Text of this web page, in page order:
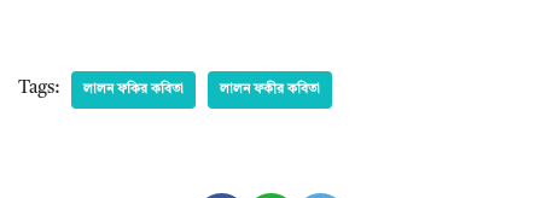
Tags: লালন ফকির কবিতা লালন ফকীর কবিতা